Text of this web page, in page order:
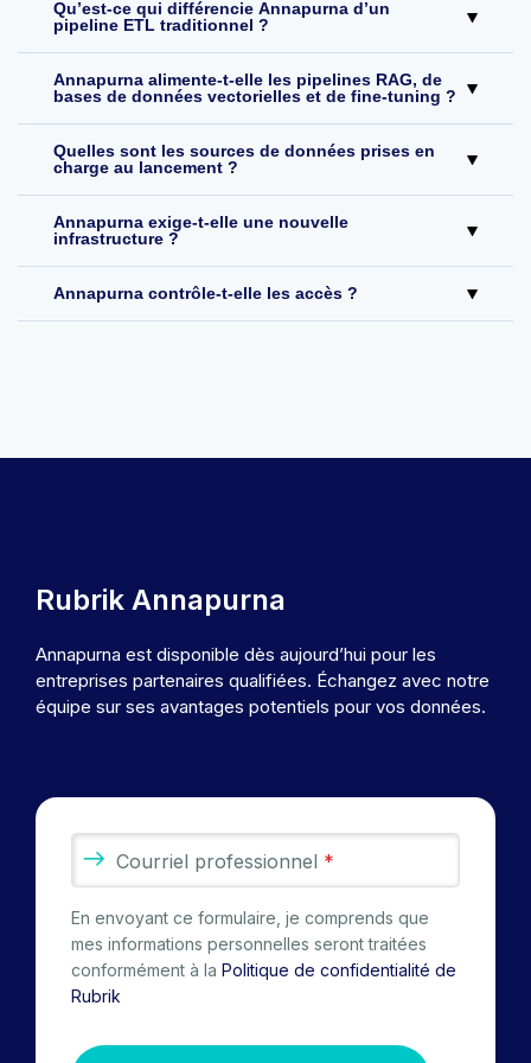
Qu’est-ce qui différencie Annapurna d’un
pipeline ETL traditionnel ?
Annapurna alimente-t-elle les pipelines RAG, de
bases de données vectorielles et de fine-tuning ?
Quelles sont les sources de données prises en
charge au lancement ?
Annapurna exige-t-elle une nouvelle
infrastructure ?
Annapurna contrôle-t-elle les accès ?
Rubrik Annapurna
Annapurna est disponible dès aujourd’hui pour les
entreprises partenaires qualifiées. Échangez avec notre
équipe sur ses avantages potentiels pour vos données.
Courriel professionnel *
En envoyant ce formulaire, je comprends que
mes informations personnelles seront traitées
conformément à la Politique de confidentialité de
Rubrik